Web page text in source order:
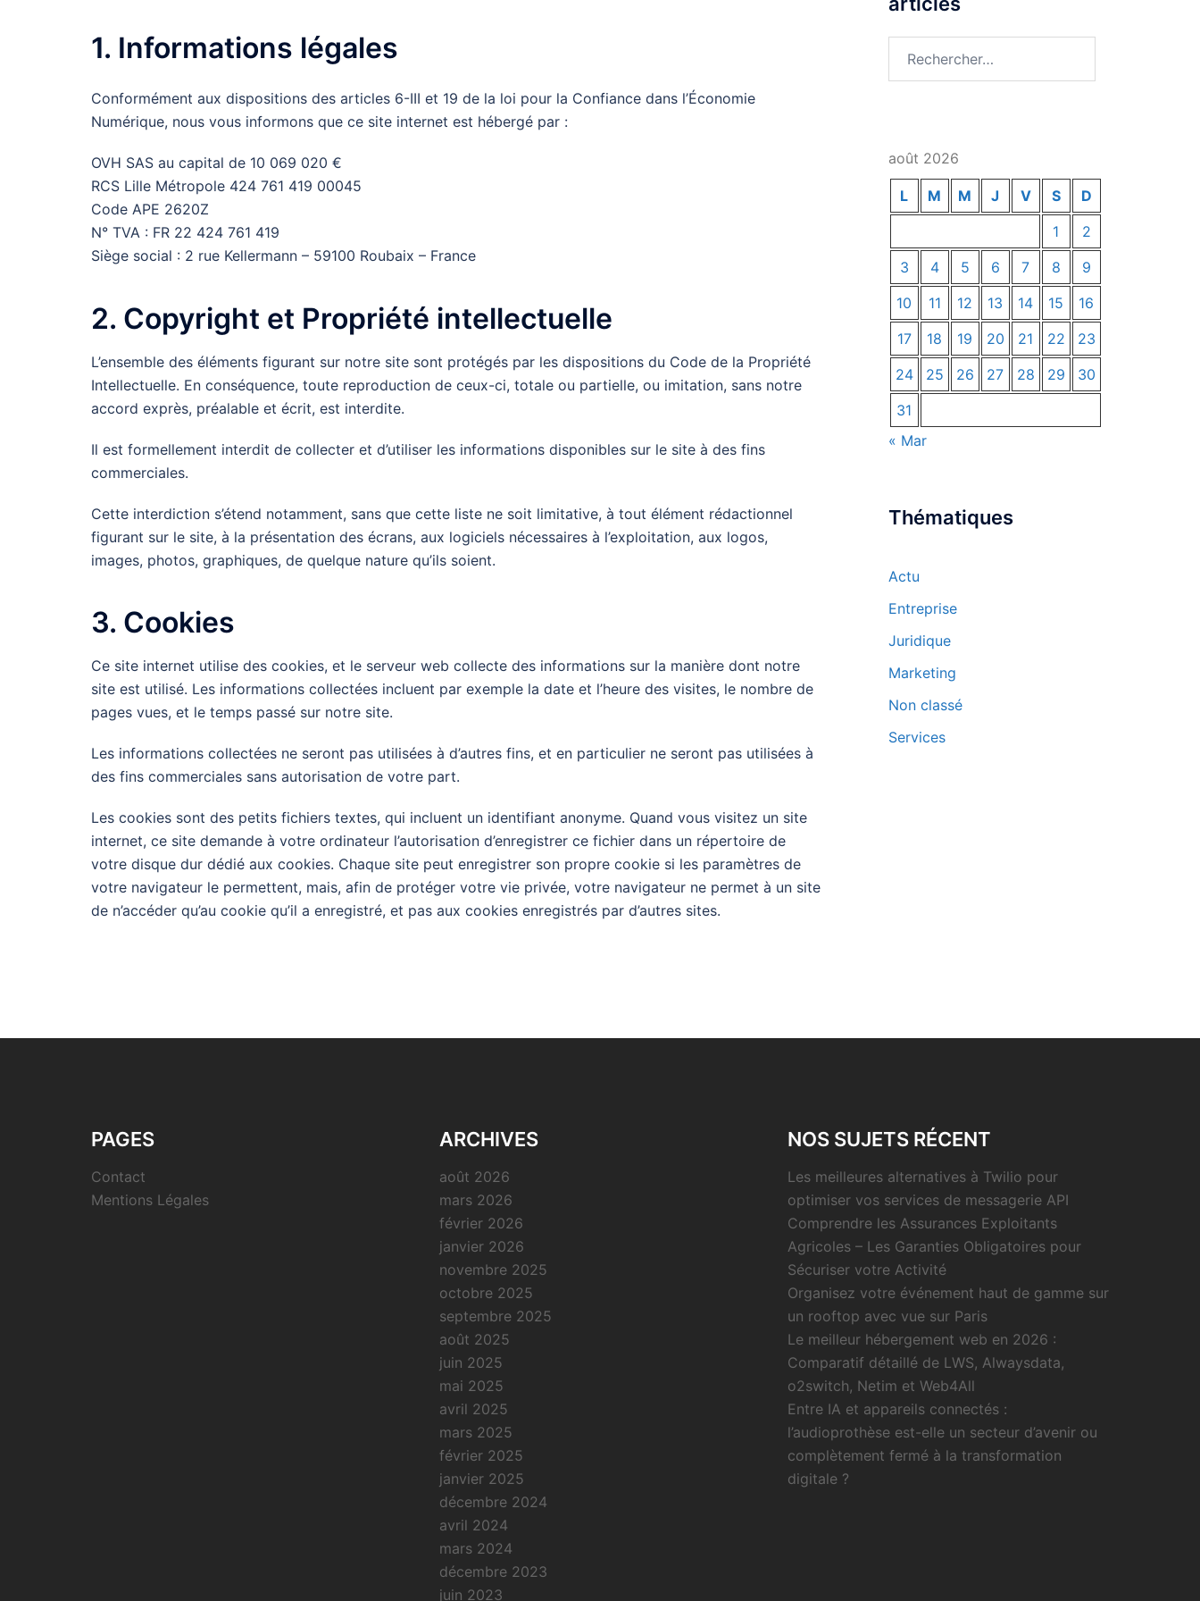
1. Informations légales
Conformément aux dispositions des articles 6-III et 19 de la loi pour la Confiance dans l’Économie
Numérique, nous vous informons que ce site internet est hébergé par :
OVH SAS au capital de 10 069 020 €
RCS Lille Métropole 424 761 419 00045
Code APE 2620Z
N° TVA : FR 22 424 761 419
Siège social : 2 rue Kellermann – 59100 Roubaix – France
2. Copyright et Propriété intellectuelle
L’ensemble des éléments figurant sur notre site sont protégés par les dispositions du Code de la Propriété
Intellectuelle. En conséquence, toute reproduction de ceux-ci, totale ou partielle, ou imitation, sans notre
accord exprès, préalable et écrit, est interdite.
Il est formellement interdit de collecter et d’utiliser les informations disponibles sur le site à des fins
commerciales.
Cette interdiction s’étend notamment, sans que cette liste ne soit limitative, à tout élément rédactionnel
figurant sur le site, à la présentation des écrans, aux logiciels nécessaires à l’exploitation, aux logos,
images, photos, graphiques, de quelque nature qu’ils soient.
3. Cookies
Ce site internet utilise des cookies, et le serveur web collecte des informations sur la manière dont notre
site est utilisé. Les informations collectées incluent par exemple la date et l’heure des visites, le nombre de
pages vues, et le temps passé sur notre site.
Les informations collectées ne seront pas utilisées à d’autres fins, et en particulier ne seront pas utilisées à
des fins commerciales sans autorisation de votre part.
Les cookies sont des petits fichiers textes, qui incluent un identifiant anonyme. Quand vous visitez un site
internet, ce site demande à votre ordinateur l’autorisation d’enregistrer ce fichier dans un répertoire de
votre disque dur dédié aux cookies. Chaque site peut enregistrer son propre cookie si les paramètres de
votre navigateur le permettent, mais, afin de protéger votre vie privée, votre navigateur ne permet à un site
de n’accéder qu’au cookie qu’il a enregistré, et pas aux cookies enregistrés par d’autres sites.
août 2026
L M M J V S
D
1
2
3
4 5 6 7 8
9
10
11 12 13 14 15
16
17
18 19 20 21 22
23
24
25 26 27 28 29
30
31
« Mar
Thématiques
Actu
Entreprise
Juridique
Marketing
Non classé
Services
PAGES
Contact
Mentions Légales
ARCHIVES
août 2026
mars 2026
février 2026
janvier 2026
novembre 2025
octobre 2025
septembre 2025
août 2025
juin 2025
mai 2025
avril 2025
mars 2025
février 2025
janvier 2025
décembre 2024
avril 2024
mars 2024
décembre 2023
juin 2023
NOS SUJETS RÉCENT
Les meilleures alternatives à Twilio pour
optimiser vos services de messagerie API
Comprendre les Assurances Exploitants
Agricoles – Les Garanties Obligatoires pour
Sécuriser votre Activité
Organisez votre événement haut de gamme sur
un rooftop avec vue sur Paris
Le meilleur hébergement web en 2026 :
Comparatif détaillé de LWS, Alwaysdata,
o2switch, Netim et Web4All
Entre IA et appareils connectés :
l’audioprothèse est-elle un secteur d’avenir ou
complètement fermé à la transformation
digitale ?